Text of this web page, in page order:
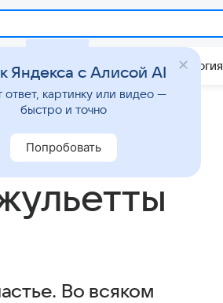
Стиль жизни Психология
Во всяком
Яндекса с Алисой AI
ответ, картинку или видео —
быстро и точно
Попробовать